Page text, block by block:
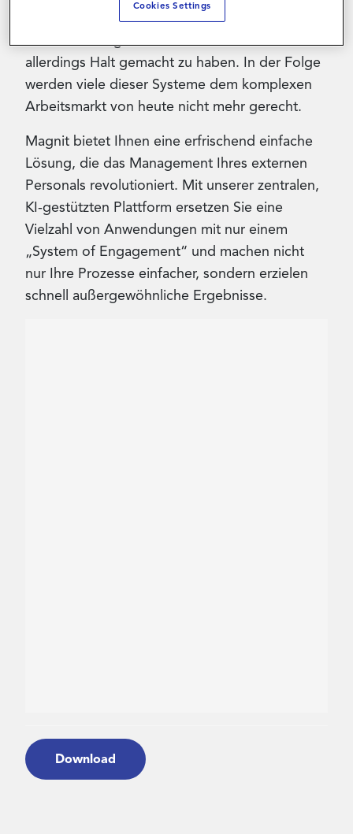
Wandel. Vor den meisten Technologien im
allerdings Halt gemacht zu haben. In der Folge
werden viele dieser Systeme dem komplexen
Arbeitsmarkt von heute nicht mehr gerecht.
Magnit bietet Ihnen eine erfrischend einfache
Lösung, die das Management Ihres externen
Personals revolutioniert. Mit unserer zentralen,
KI-gestützten Plattform ersetzen Sie eine
Vielzahl von Anwendungen mit nur einem
„System of Engagement“ und machen nicht
nur Ihre Prozesse einfacher, sondern erzielen
schnell außergewöhnliche Ergebnisse.
Download
Cookies Settings